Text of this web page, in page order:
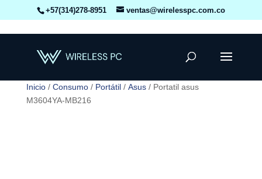
+57(314)278-8951 ventas@wirelesspc.com.co
Inicio/ Consumo/ Portátil/ Asus/ Portatil asus
M3604YA-MB216